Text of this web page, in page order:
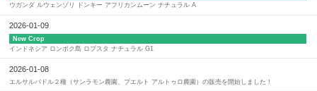
ウガンダ ルウェンゾリ ドンキー アフリカンムーン ナチュラル A
2026-01-09
New Crop
インドネシア ロンボク島 ロブスタ ナチュラル G1
2026-01-08
エルサルバドル２種（サンラモン農園、プエルト アルトゥロ農園）の販売を開始しました！